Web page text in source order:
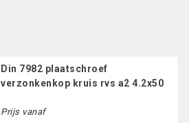
Din 7982 plaatschroef
verzonkenkop kruis rvs a2 4.2x50
Prijs vanaf